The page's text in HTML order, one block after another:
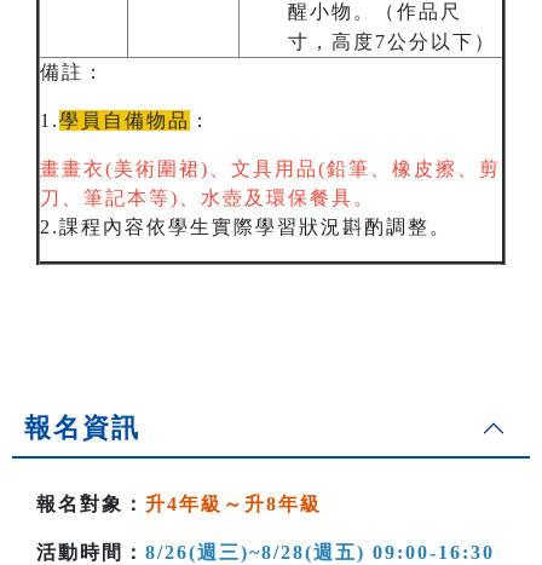
醒小物。（作品尺
寸，高度7公分以下）
備註：
1.學員自備物品 ：
畫畫衣(美術圍裙)、文具用品(鉛筆、橡皮擦、剪
刀、筆記本等)、水壺及環保餐具。
2.課程內容依學生實際學習狀況斟酌調整。
報名資訊
報名對象： 升4年級～升8年級
活動時間： 8/26(週三)~8/28(週五) 09:00-16:30